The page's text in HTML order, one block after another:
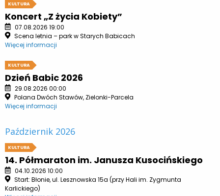
KULTURA
Koncert „Z życia Kobiety”
07.08.2026 19:00
Scena letnia – park w Starych Babicach
Więcej informacji
KULTURA
Dzień Babic 2026
29.08.2026 00:00
Polana Dwóch Stawów, Zielonki-Parcela
Więcej informacji
Październik 2026
KULTURA
14. Półmaraton im. Janusza Kusocińskiego
04.10.2026 10:00
Start: Błonie, ul. Lesznowska 15a (przy Hali im. Zygmunta
Karlickiego)